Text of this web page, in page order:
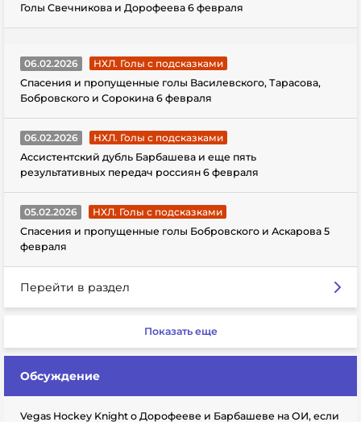
Голы Свечникова и Дорофеева 6 февраля
06.02.2026
НХЛ. Голы с подсказками
Спасения и пропущенные голы Василевского, Тарасова,
Бобровского и Сорокина 6 февраля
06.02.2026
НХЛ. Голы с подсказками
Ассистентский дубль Барбашева и еще пять
результативных передач россиян 6 февраля
05.02.2026
НХЛ. Голы с подсказками
Спасения и пропущенные голы Бобровского и Аскарова 5
февраля
Перейти в раздел
Показать еще
Обсуждение
Vegas Hockey Knight о Дорофееве и Барбашеве на ОИ, если